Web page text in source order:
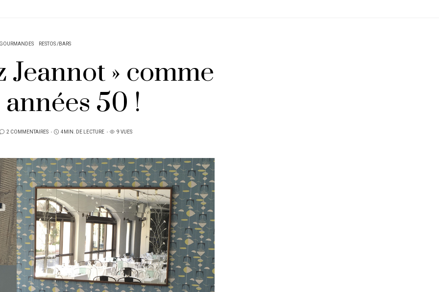
RESTOS /BARS
Jeannot » comme
50 !
2 COMMENTAIRES 4MIN. DE LECTURE 9 VUES